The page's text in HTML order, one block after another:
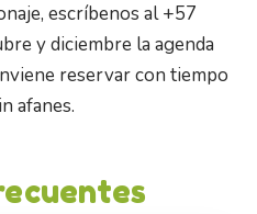
escríbenos al +57
y diciembre la agenda
reservar con tiempo
afanes.